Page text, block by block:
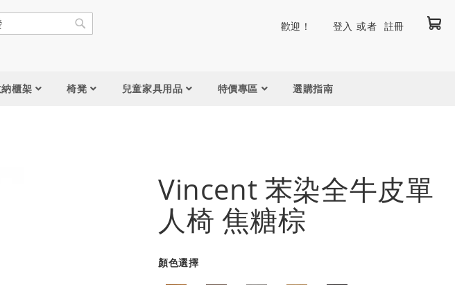
我
尋
歡迎！ 登入 註冊
櫃架 椅凳 兒童家具用品 特價專區 選購指南
Vincent 苯染全牛皮單
人椅 焦糖棕
顏色選擇